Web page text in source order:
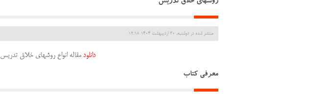
منتشر شده در دوشنبه, 30 ارديبهشت 1404 12:18
دانلود مقاله انواع روشهای خلاق تدریس
معرفی کتاب